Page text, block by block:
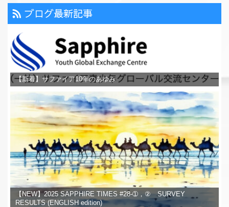
ブログ最新記事
【新着】サファイア10年のあゆみ
【NEW】2025 SAPPHIRE TIMES #28-➀，② SURVEY
RESULTS (ENGLISH edition)